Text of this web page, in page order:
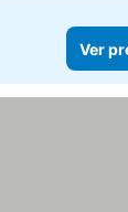
Ver